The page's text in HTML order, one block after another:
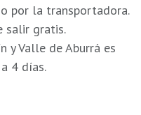
por la transportadora.
salir gratis.
y Valle de Aburrá es
4 días.